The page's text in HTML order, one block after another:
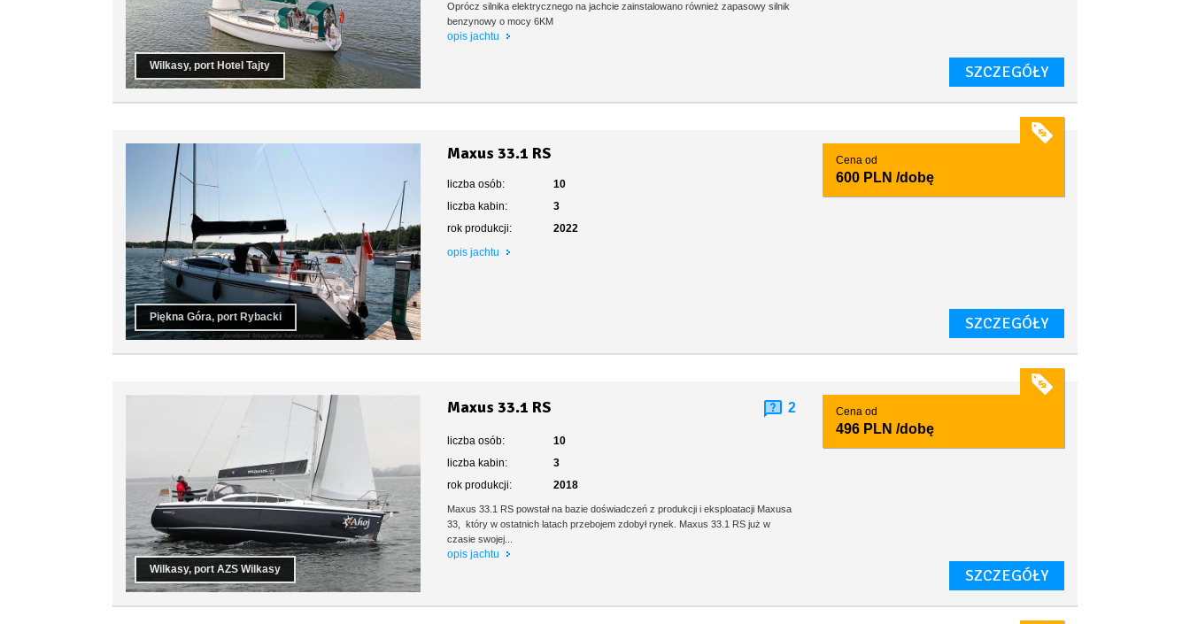
Wilkasy, port Hotel Tajty
Oprócz silnika elektrycznego na jachcie zainstalowano również zapasowy silnik
benzynowy o mocy 6KM
opis jachtu
SZCZEGÓŁY
Piękna Góra, port Rybacki
Maxus 33.1 RS
liczba osób:
10
liczba kabin:
3
rok produkcji:
2022
opis jachtu
Cena od
600 PLN /dobę
SZCZEGÓŁY
Wilkasy, port AZS Wilkasy
Maxus 33.1 RS 2
liczba osób:
10
liczba kabin:
3
rok produkcji:
2018
Maxus 33.1 RS powstał na bazie doświadczeń z produkcji i eksploatacji Maxusa
33, który w ostatnich latach przebojem zdobył rynek. Maxus 33.1 RS już w
czasie swojej...
opis jachtu
Cena od
496 PLN /dobę
SZCZEGÓŁY